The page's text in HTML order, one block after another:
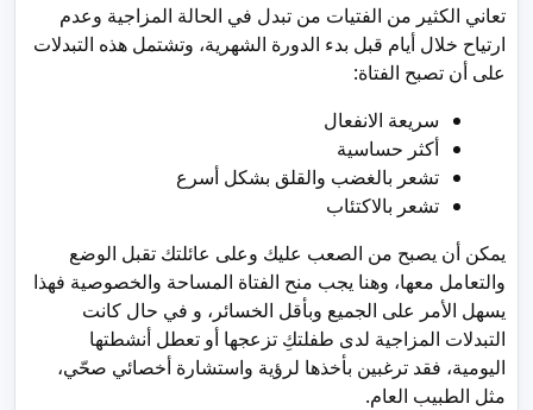
تعاني الكثير من الفتيات من تبدل في الحالة المزاجية وعدم
ارتياح خلال أيام قبل بدء الدورة الشهرية، وتشتمل هذه التبدلات
على أن تصبح الفتاة:
سريعة الانفعال
أكثر حساسية
تشعر بالغضب والقلق بشكل أسرع
تشعر بالاكتئاب
يمكن أن يصبح من الصعب عليك وعلى عائلتك تقبل الوضع
والتعامل معها، وهنا يجب منح الفتاة المساحة والخصوصية فهذا
يسهل الأمر على الجميع وبأقل الخسائر، و في حال كانت
التبدلات المزاجية لدى طفلتكِ تزعجها أو تعطل أنشطتها
اليومية، فقد ترغبين بأخذها لرؤية واستشارة أخصائي صحّي،
مثل الطبيب العام.